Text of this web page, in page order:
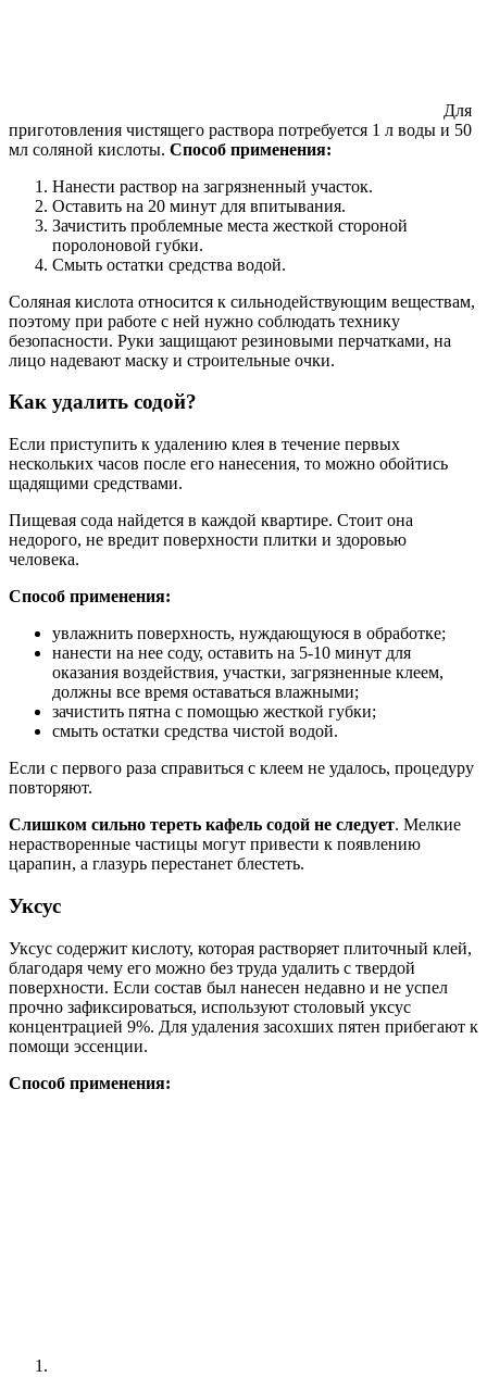
Для
приготовления чистящего раствора потребуется 1 л воды и 50
мл соляной кислоты. Способ применения:
Нанести раствор на загрязненный участок.
Оставить на 20 минут для впитывания.
Зачистить проблемные места жесткой стороной
поролоновой губки.
Смыть остатки средства водой.
Соляная кислота относится к сильнодействующим веществам,
поэтому при работе с ней нужно соблюдать технику
безопасности. Руки защищают резиновыми перчатками, на
лицо надевают маску и строительные очки.
Как удалить содой?
Если приступить к удалению клея в течение первых
нескольких часов после его нанесения, то можно обойтись
щадящими средствами.
Пищевая сода найдется в каждой квартире. Стоит она
недорого, не вредит поверхности плитки и здоровью
человека.
Способ применения:
увлажнить поверхность, нуждающуюся в обработке;
нанести на нее соду, оставить на 5-10 минут для
оказания воздействия, участки, загрязненные клеем,
должны все время оставаться влажными;
зачистить пятна с помощью жесткой губки;
смыть остатки средства чистой водой.
Если с первого раза справиться с клеем не удалось, процедуру
повторяют.
Слишком сильно тереть кафель содой не следует. Мелкие
нерастворенные частицы могут привести к появлению
царапин, а глазурь перестанет блестеть.
Уксус
Уксус содержит кислоту, которая растворяет плиточный клей,
благодаря чему его можно без труда удалить с твердой
поверхности. Если состав был нанесен недавно и не успел
прочно зафиксироваться, используют столовый уксус
концентрацией 9%. Для удаления засохших пятен прибегают к
помощи эссенции.
Способ применения: